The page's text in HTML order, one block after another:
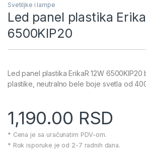
Svetiljke i lampe
Led panel plastika
6500KIP20
Led panel plastika ErikaR 12W
plastike, neutralno bele boje svetla od
1,190.00 RSD
* Cena je sa uračunatim PDV-om.
* Rok isporuke je od 2-7 radnih dana.